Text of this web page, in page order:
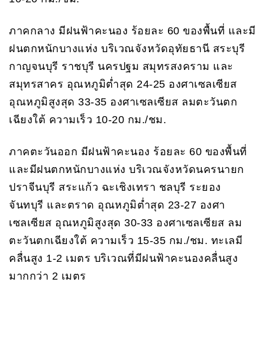
ภาคกลาง มีฝนฟ้าคะนอง ร้อยละ 60 ของพื้นที่ และมี
ฝนตกหนักบางแห่ง บริเวณจังหวัดอุทัยธานี สระบุรี
กาญจนบุรี ราชบุรี นครปฐม สมุทรสงคราม และ
สมุทรสาคร อุณหภูมิต่ำสุด 24-25 องศาเซลเซียส
อุณหภูมิสูงสุด 33-35 องศาเซลเซียส ลมตะวันตก
เฉียงใต้ ความเร็ว 10-20 กม./ชม.
ภาคตะวันออก มีฝนฟ้าคะนอง ร้อยละ 60 ของพื้นที่
และมีฝนตกหนักบางแห่ง บริเวณจังหวัดนครนายก
ปราจีนบุรี สระแก้ว ฉะเชิงเทรา ชลบุรี ระยอง
จันทบุรี และตราด อุณหภูมิต่ำสุด 23-27 องศา
เซลเซียส อุณหภูมิสูงสุด 30-33 องศาเซลเซียส ลม
ตะวันตกเฉียงใต้ ความเร็ว 15-35 กม./ชม. ทะเลมี
คลื่นสูง 1-2 เมตร บริเวณที่มีฝนฟ้าคะนองคลื่นสูง
มากกว่า 2 เมตร